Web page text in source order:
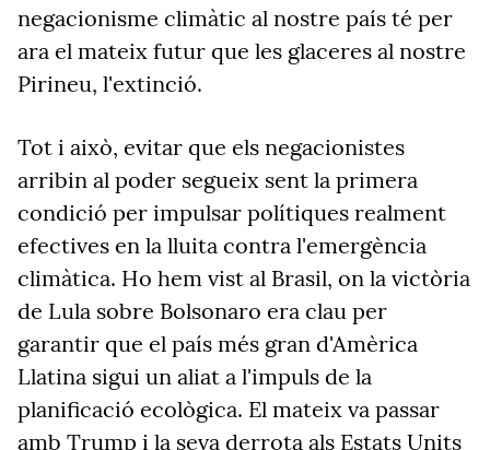
negacionisme climàtic al nostre país té per
ara el mateix futur que les glaceres al nostre
Pirineu, l'extinció.
Tot i això, evitar que els negacionistes
arribin al poder segueix sent la primera
condició per impulsar polítiques realment
efectives en la lluita contra l'emergència
climàtica. Ho hem vist al Brasil, on la victòria
de Lula sobre Bolsonaro era clau per
garantir que el país més gran d'Amèrica
Llatina sigui un aliat a l'impuls de la
planificació ecològica. El mateix va passar
amb Trump i la seva derrota als Estats Units